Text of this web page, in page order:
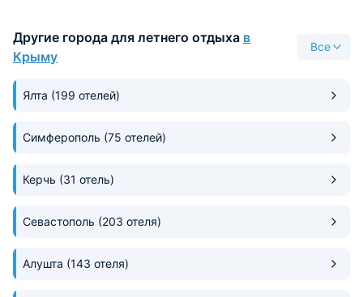
оперативным,
и был полностью
атмосферу уюта
глубокий и
Другие города для летнего отдыха в
Крыму
Все
Ялта (199 отелей)
Симферополь (75 отелей)
Керчь (31 отель)
Севастополь (203 отеля)
Алушта (143 отеля)